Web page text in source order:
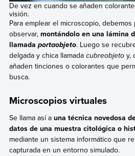
De vez en cuando se añaden
visión.
Para emplear el microscopio,
observar, montándolo en una lámina
llamada portaobjeto. Luego se
delgada y chica llamada cubreobjeto y,
añaden tinciones o colorantes que
busca.
Microscopios virtuales
Se llama así a una técnica novedosa
datos de una muestra citológica o
mediante un sistema informático que
capturada en un entorno simulado.